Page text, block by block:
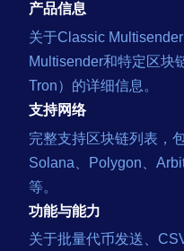
产品信息
关于Classic
Multisender和特定区块
Tron）的详细信息。
支持网络
完整支持区块链列表，
Solana、Polygon、
等。
功能与能力
关于批量代币发送、